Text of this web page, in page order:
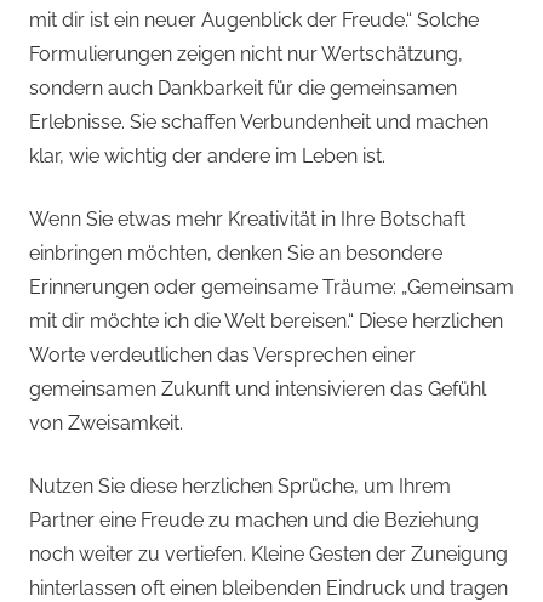
mit dir ist ein neuer Augenblick der Freude.“ Solche
Formulierungen zeigen nicht nur Wertschätzung,
sondern auch Dankbarkeit für die gemeinsamen
Erlebnisse. Sie schaffen Verbundenheit und machen
klar, wie wichtig der andere im Leben ist.
Wenn Sie etwas mehr Kreativität in Ihre Botschaft
einbringen möchten, denken Sie an besondere
Erinnerungen oder gemeinsame Träume: „Gemeinsam
mit dir möchte ich die Welt bereisen.“ Diese herzlichen
Worte verdeutlichen das Versprechen einer
gemeinsamen Zukunft und intensivieren das Gefühl
von Zweisamkeit.
Nutzen Sie diese herzlichen Sprüche, um Ihrem
Partner eine Freude zu machen und die Beziehung
noch weiter zu vertiefen. Kleine Gesten der Zuneigung
hinterlassen oft einen bleibenden Eindruck und tragen